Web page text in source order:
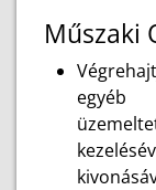
Műszaki
egyéb